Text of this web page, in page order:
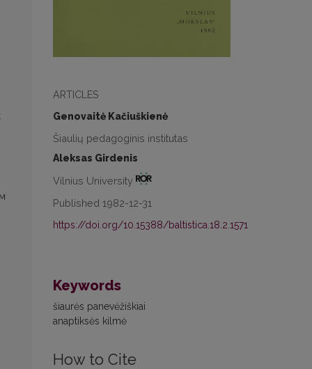
ARTICLES
Genovaitė Kačiuškienė
Šiaulių pedagoginis institutas
Aleksas Girdenis
Vilnius University
Published 1982-12-31
https://doi.org/10.15388/baltistica.18.2.1571
Keywords
šiaurės panevėžiškiai
anaptiksės kilmė
How to Cite